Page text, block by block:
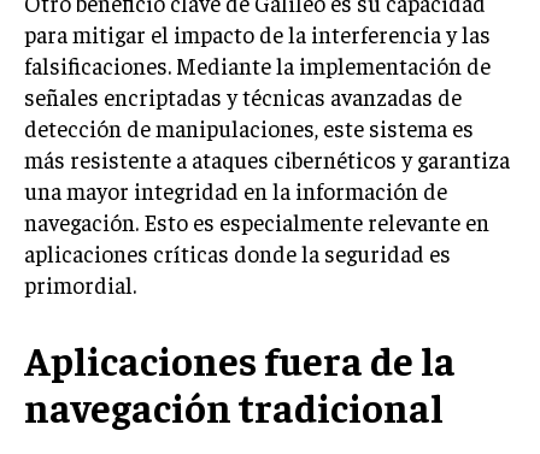
para mitigar el impacto de la interferencia y las
falsificaciones. Mediante la implementación de
señales encriptadas y técnicas avanzadas de
detección de manipulaciones, este sistema es
más resistente a ataques cibernéticos y garantiza
una mayor integridad en la información de
navegación. Esto es especialmente relevante en
aplicaciones críticas donde la seguridad es
primordial.
Aplicaciones fuera de la
navegación tradicional